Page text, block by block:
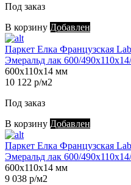
Под заказ
В корзину Добавлен
Паркет Елка Французская
Эмеральд лак 600/
600х110х14 мм
10 122 р/м2
Под заказ
В корзину Добавлен
Паркет Елка Французская
Эмеральд лак 600/
600х110х14 мм
9 038 р/м2